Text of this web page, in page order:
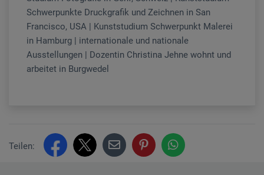
Schwerpunkte Druckgrafik und Zeichnen in San
Francisco, USA | Kunststudium Schwerpunkt Malerei
in Hamburg | internationale und nationale
Ausstellungen | Dozentin Christina Jehne wohnt und
arbeitet in Burgwedel
Teilen: